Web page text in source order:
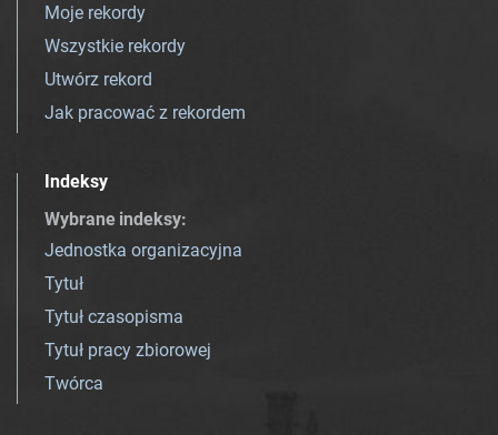
Moje rekordy
Wszystkie rekordy
Utwórz rekord
Jak pracować z rekordem
Indeksy
Wybrane indeksy:
Jednostka organizacyjna
Tytuł
Tytuł czasopisma
Tytuł pracy zbiorowej
Twórca